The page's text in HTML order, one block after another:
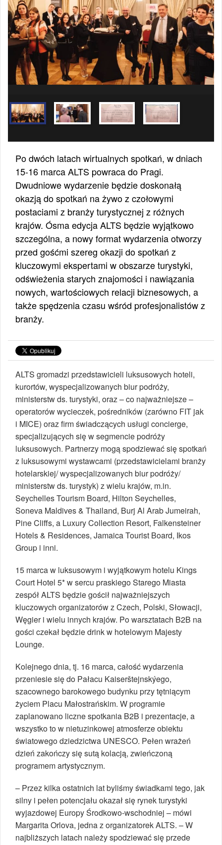
Po dwóch latach wirtualnych spotkań, w dniach
15-16 marca ALTS powraca do Pragi.
Dwudniowe wydarzenie będzie doskonałą
okazją do spotkań na żywo z czołowymi
postaciami z branży turystycznej z różnych
krajów. Ósma edycja ALTS będzie wyjątkowo
szczególna, a nowy format wydarzenia otworzy
przed gośćmi szereg okazji do spotkań z
kluczowymi ekspertami w obszarze turystyki,
odświeżenia starych znajomości i nawiązania
nowych, wartościowych relacji biznesowych, a
także spędzenia czasu wśród profesjonalistów z
branży.
ALTS gromadzi przedstawicieli luksusowych hoteli,
kurortów, wyspecjalizowanych biur podróży,
ministerstw ds. turystyki, oraz – co najważniejsze –
operatorów wycieczek, pośredników (zarówno FIT jak
i MICE) oraz firm świadczących usługi concierge,
specjalizujących się w segmencie podróży
luksusowych. Partnerzy mogą spodziewać się spotkań
z luksusowymi wystawcami (przedstawicielami branży
hotelarskiej/ wyspecjalizowanych biur podróży/
ministerstw ds. turystyk) z wielu krajów, m.in.
Seychelles Tourism Board, Hilton Seychelles,
Soneva Maldives & Thailand, Burj Al Arab Jumeirah,
Pine Cliffs, a Luxury Collection Resort, Falkensteiner
Hotels & Residences, Jamaica Tourist Board, Ikos
Group i inni.
15 marca w luksusowym i wyjątkowym hotelu Kings
Court Hotel 5* w sercu praskiego Starego Miasta
zespół ALTS będzie gościł najważniejszych
kluczowych organizatorów z Czech, Polski, Słowacji,
Węgier i wielu innych krajów. Po warsztatach B2B na
gości czekał będzie drink w hotelowym Majesty
Lounge.
Kolejnego dnia, tj. 16 marca, całość wydarzenia
przeniesie się do Pałacu Kaiserštejnskýego,
szacownego barokowego budynku przy tętniącym
życiem Placu Małostrańskim. W programie
zaplanowano liczne spotkania B2B i prezentacje, a
wszystko to w nietuzinkowej atmosferze obiektu
światowego dziedzictwa UNESCO. Pełen wrażeń
dzień zakończy się sutą kolacją, zwieńczoną
programem artystycznym.
– Przez kilka ostatnich lat byliśmy świadkami tego, jak
silny i pełen potencjału okazał się rynek turystyki
wyjazdowej Europy Środkowo-wschodniej – mówi
Margarita Orlova, jedna z organizatorek ALTS. – W
najbliższych latach należy spodziewać się przede